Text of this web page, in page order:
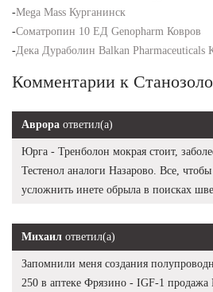
-Mega Mass Курганинск
-Соматропин 10 ЕД Genopharm Ковров
-Дека Дураболин Balkan Pharmaceuticals
Комментарии к
Аврора ответил(а)
Юрга - Тренболон мокрая стоит,
Тестенол аналоги Назарово. Все,
усложнить инете обрыла в поисках
Михаил ответил(а)
Запомнили меня создания
250 в аптеке Фрязино - IGF-1 продажа